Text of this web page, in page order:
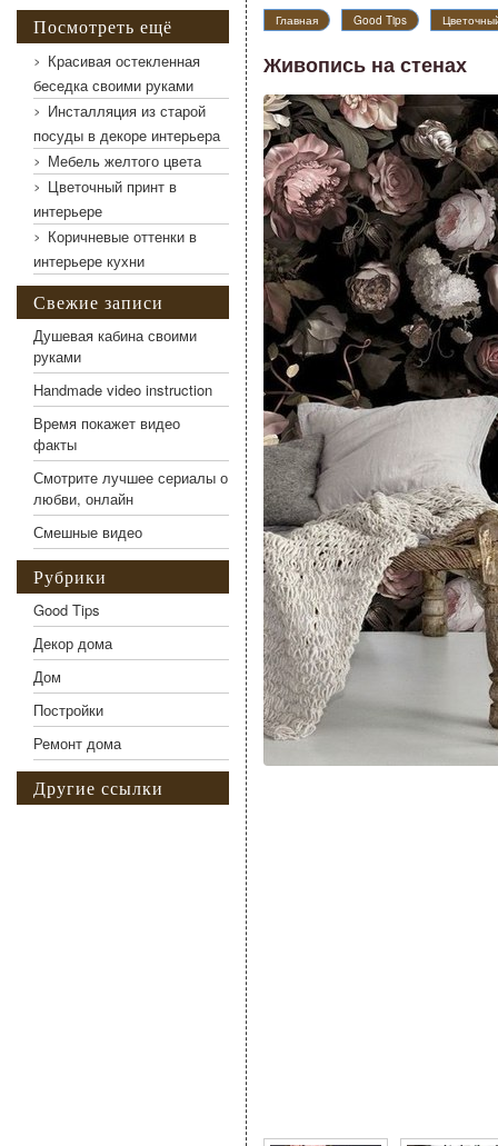
Главная Good Tips
Живопись на стенах
Живопись на стенах
Посмотреть ещё
Красивая остекленная
беседка своими руками
Инсталляция из старой
посуды в декоре интерьера
Мебель желтого цвета
Цветочный принт в
интерьере
Коричневые оттенки в
интерьере кухни
Свежие записи
Душевая кабина своими
руками
Handmade video instruction
Время покажет видео
факты
Смотрите лучшее сериалы о
любви, онлайн
Смешные видео
Рубрики
Good Tips
Декор дома
Дом
Постройки
Ремонт дома
Другие ссылки